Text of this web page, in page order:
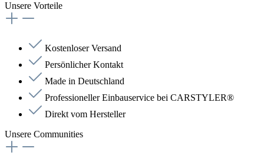
Unsere Vorteile
Kostenloser Versand
Persönlicher Kontakt
Made in Deutschland
Professioneller Einbauservice bei CARSTYLER®
Direkt vom Hersteller
Unsere Communities